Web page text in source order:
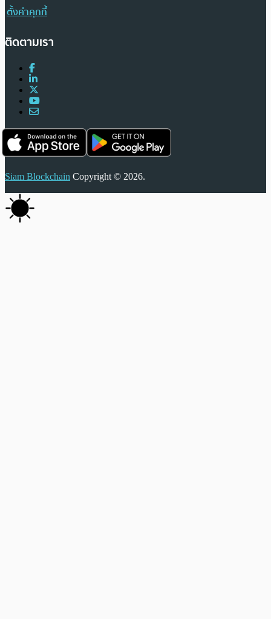
ตั้งค่าคุกกี้
ติดตามเรา
Siam Blockchain Copyright © 2026.